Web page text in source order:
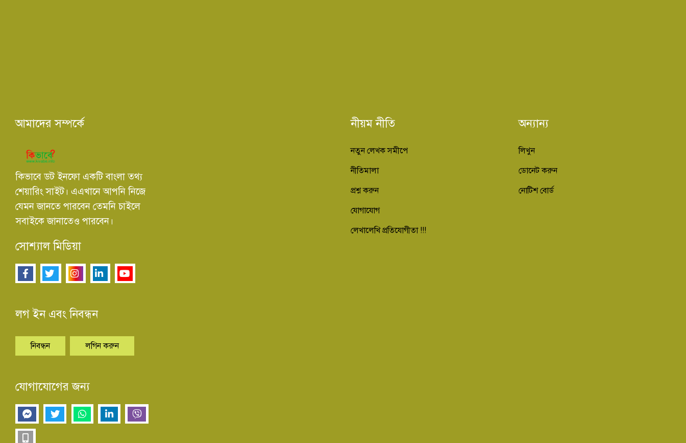
আমাদের সম্পর্কে
কিভাবে ডট ইনফো একটি বাংলা তথ্য
শেয়ারিং সাইট। এএখানে আপনি নিজে
যেমন জানতে পারবেন তেমনি চাইলে
সবাইকে জানাতেও পারবেন।
সোশ্যাল মিডিয়া
লগ ইন এবং নিবন্ধন
নিবন্ধন লগিন করুন
যোগাযোগের জন্য
নীয়ম নীতি
নতুন লেখক সমীপে
নীতিমালা
প্রশ্ন করুন
যোগাযোগ
লেখালেখি প্রতিযোগীতা !!!
অন্যান্য
লিখুন
ডোনেট করুন
নোটিশ বোর্ড